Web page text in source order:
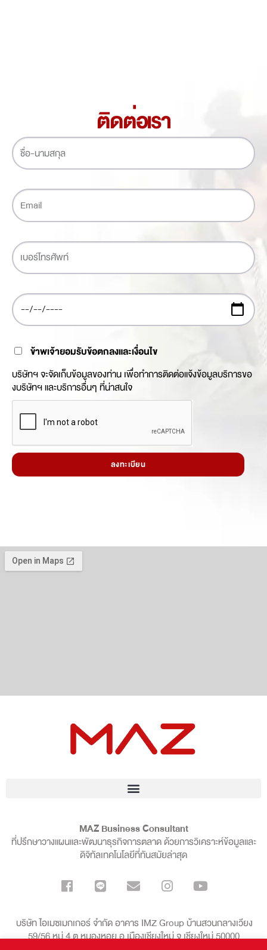
ติดต่อเรา
ข้าพเจ้ายอมรับข้อตกลงและเงื่อนไข
บริษัทฯ จะจัดเก็บข้อมูลของท่าน เพื่อทำการติดต่อแจ้งข้อมูลบริการขอ
งบริษัทฯ และบริการอื่นๆ ที่น่าสนใจ
ลงทะเบียน
MAZ Business Consultant
ที่ปรึกษาวางแผนและพัฒนาธุรกิจการตลาด ด้วยการวิเคราะห์ข้อมูลและ
ดิจิทัลเทคโนโลยีที่ทันสมัยล่าสุด
บริษัท ไอเมซเมกเกอร์ จำกัด อาคาร IMZ Group บ้านสวนกลางเวียง
59/56 หมู่ 4 ต.หนองหอย อ.เมืองเชียงใหม่ จ.เชียงใหม่ 50000